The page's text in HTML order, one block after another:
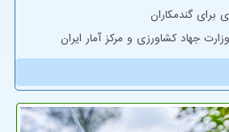
برای گندمکاران
جهاد کشاورزی و مرکز آمار ایران